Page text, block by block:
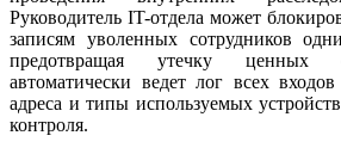
Руководитель IT-отдела может
записям уволенных сотрудников
предотвращая утечку ценных
автоматически ведет лог всех
адреса и типы используемых
контроля.